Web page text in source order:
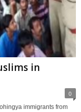
in
0
immigrants from